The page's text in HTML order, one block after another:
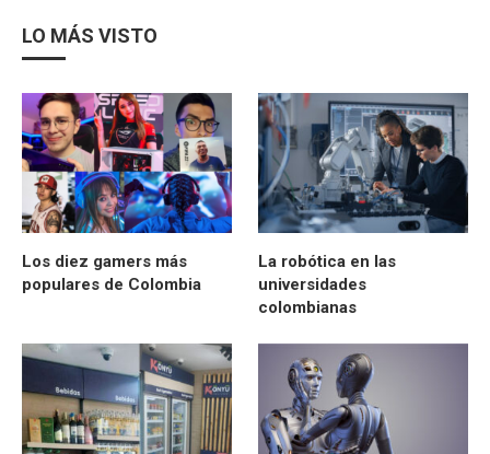
LO MÁS VISTO
Los diez gamers más
populares de Colombia
La robótica en las
universidades
colombianas